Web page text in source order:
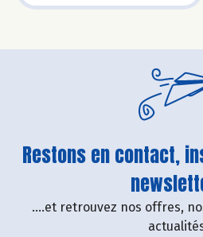
Restons en contact,
....et retrouvez nos offres,